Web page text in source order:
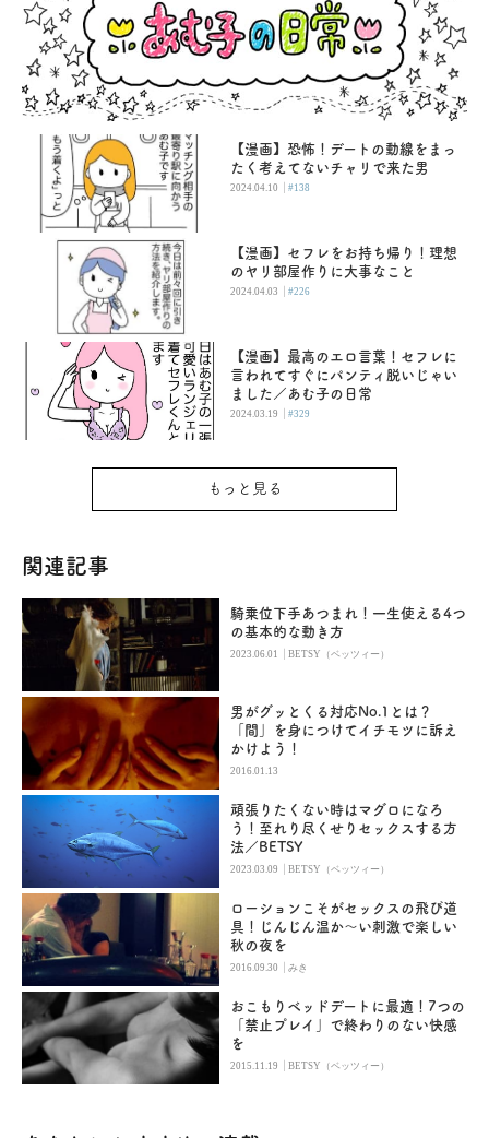
【漫画】恐怖！デートの動線をまっ
たく考えてないチャリで来た男
2024.04.10 |#138
【漫画】セフレをお持ち帰り！理想
のヤリ部屋作りに大事なこと
2024.04.03 |#226
【漫画】最高のエロ言葉！セフレに
言われてすぐにパンティ脱いじゃい
ました／あむ子の日常
2024.03.19 |#329
もっと見る
関連記事
騎乗位下手あつまれ！一生使える4つ
の基本的な動き方
2023.06.01 |BETSY（ベッツィー）
男がグッとくる対応No.1とは？
「間」を身につけてイチモツに訴え
かけよう！
2016.01.13
頑張りたくない時はマグロになろ
う！至れり尽くせりセックスする方
法／BETSY
2023.03.09 |BETSY（ベッツィー）
ローションこそがセックスの飛び道
具！じんじん温か～い刺激で楽しい
秋の夜を
2016.09.30 |みき
おこもりベッドデートに最適！7つの
「禁止プレイ」で終わりのない快感
を
2015.11.19 |BETSY（ベッツィー）